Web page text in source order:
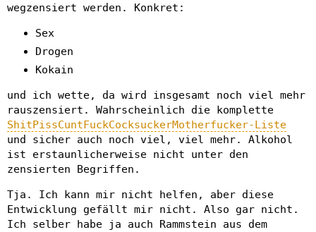
wegzensiert werden. Konkret:
Sex
Drogen
Kokain
und ich wette, da wird insgesamt noch viel mehr
rauszensiert. Wahrscheinlich die komplette
ShitPissCuntFuckCocksuckerMotherfucker-Liste
und sicher auch noch viel, viel mehr. Alkohol
ist erstaunlicherweise nicht unter den
zensierten Begriffen.
Tja. Ich kann mir nicht helfen, aber diese
Entwicklung gefällt mir nicht. Also gar nicht.
Ich selber habe ja auch Rammstein aus dem